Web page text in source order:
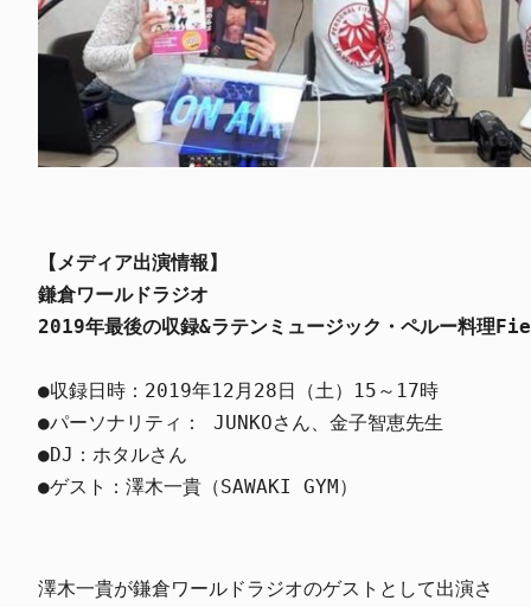
【メディア出演情報】
鎌倉ワールドラジオ
2019年最後の収録&ラテンミュージック・ペルー料理
●収録日時：2019年12月28日（土）15～17時
●パーソナリティ： JUNKOさん、金子智恵先生
●DJ：ホタルさん
●ゲスト：澤木一貴（SAWAKI GYM）
澤木一貴が鎌倉ワールドラジオのゲストとして出演さ